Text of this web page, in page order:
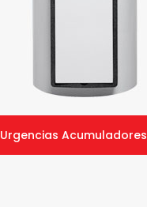
Urgencias Acumuladores